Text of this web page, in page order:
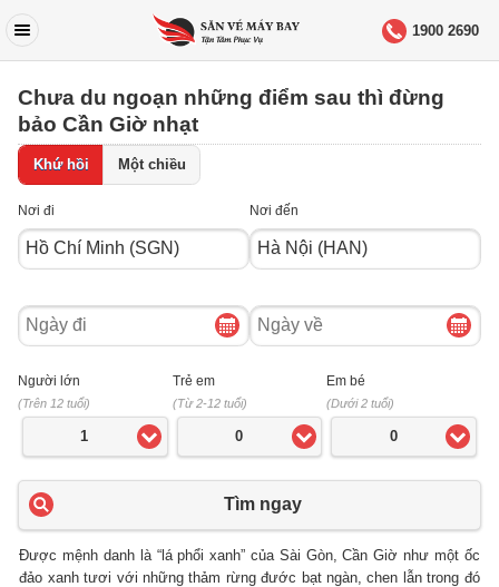
1900 2690
Chưa du ngoạn những điểm sau thì đừng
bảo Cần Giờ nhạt
Khứ hồi Một chiều
Nơi đi Nơi đến
Ngày
đi
Ngày
về
Người lớn
(Trên 12 tuổi)
1
Trẻ em
(Từ 2-12 tuổi)
0
Em bé
(Dưới 2 tuổi)
0
Tìm ngay
Được mệnh danh là “lá phổi xanh” của Sài Gòn, Cần Giờ như một ốc
đảo xanh tươi với những thảm rừng đước bạt ngàn, chen lẫn trong đó